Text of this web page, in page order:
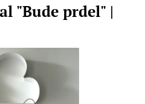
"Bude prdel" |